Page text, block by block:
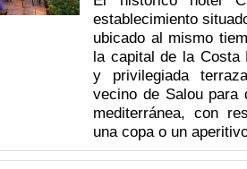
establecimiento
ubicado al mismo
la capital de la Costa
y privilegiada
vecino de Salou
mediterránea, con
una copa o un